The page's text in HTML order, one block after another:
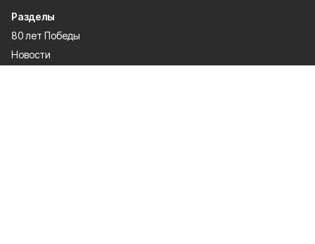
Разделы
80 лет Победы
Новости